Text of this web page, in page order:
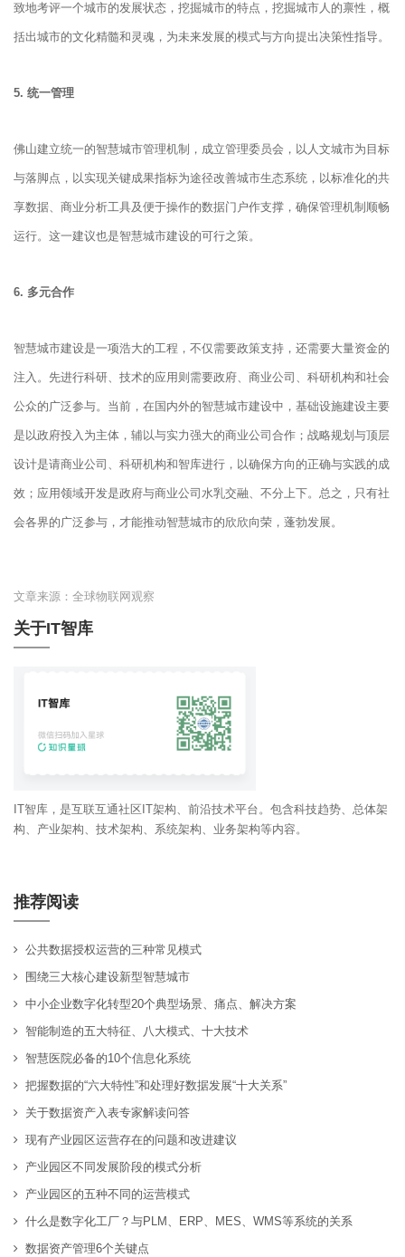
致地考评一个城市的发展状态，挖掘城市的特点，挖掘城市人的禀性，概
括出城市的文化精髓和灵魂，为未来发展的模式与方向提出决策性指导。
5. 统一管理
佛山建立统一的智慧城市管理机制，成立管理委员会，以人文城市为目标
与落脚点，以实现关键成果指标为途径改善城市生态系统，以标准化的共
享数据、商业分析工具及便于操作的数据门户作支撑，确保管理机制顺畅
运行。这一建议也是智慧城市建设的可行之策。
6. 多元合作
智慧城市建设是一项浩大的工程，不仅需要政策支持，还需要大量资金的
注入。先进行科研、技术的应用则需要政府、商业公司、科研机构和社会
公众的广泛参与。当前，在国内外的智慧城市建设中，基础设施建设主要
是以政府投入为主体，辅以与实力强大的商业公司合作；战略规划与顶层
设计是请商业公司、科研机构和智库进行，以确保方向的正确与实践的成
效；应用领域开发是政府与商业公司水乳交融、不分上下。总之，只有社
会各界的广泛参与，才能推动智慧城市的欣欣向荣，蓬勃发展。
文章来源：全球物联网观察
关于IT智库
IT智库，是互联互通社区IT架构、前沿技术平台。包含科技趋势、总体架
构、产业架构、技术架构、系统架构、业务架构等内容。
推荐阅读
公共数据授权运营的三种常见模式
围绕三大核心建设新型智慧城市
中小企业数字化转型20个典型场景、痛点、解决方案
智能制造的五大特征、八大模式、十大技术
智慧医院必备的10个信息化系统
把握数据的“六大特性”和处理好数据发展“十大关系”
关于数据资产入表专家解读问答
现有产业园区运营存在的问题和改进建议
产业园区不同发展阶段的模式分析
产业园区的五种不同的运营模式
什么是数字化工厂？与PLM、ERP、MES、WMS等系统的关系
数据资产管理6个关键点